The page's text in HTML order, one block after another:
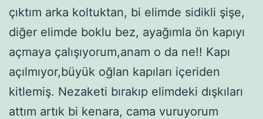
çıktım arka koltuktan, bi elimde sidikli şişe,
diğer elimde boklu bez, ayağımla ön kapıyı
açmaya çalışıyorum,anam o da ne!! Kapı
açılmıyor,büyük oğlan kapıları içeriden
kitlemiş. Nezaketi bırakıp elimdeki dışkıları
attım artık bi kenara, cama vuruyorum